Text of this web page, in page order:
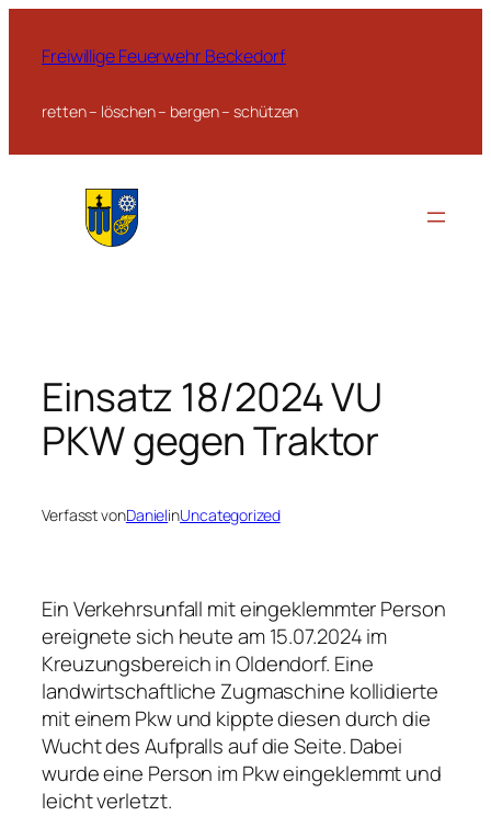
InhaltFreiwillige Feuerwehr Beckedorf
retten – löschen – bergen – schützen
Einsatz 18/2024 VU
PKW gegen Traktor
Verfasst vonDanielinUncategorized
Ein Verkehrsunfall mit eingeklemmter Person
ereignete sich heute am 15.07.2024 im
Kreuzungsbereich in Oldendorf. Eine
landwirtschaftliche Zugmaschine kollidierte
mit einem Pkw und kippte diesen durch die
Wucht des Aufpralls auf die Seite. Dabei
wurde eine Person im Pkw eingeklemmt und
leicht verletzt.